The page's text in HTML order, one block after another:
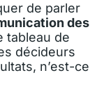
de parler
des
tableau de
décideurs
n’est-ce